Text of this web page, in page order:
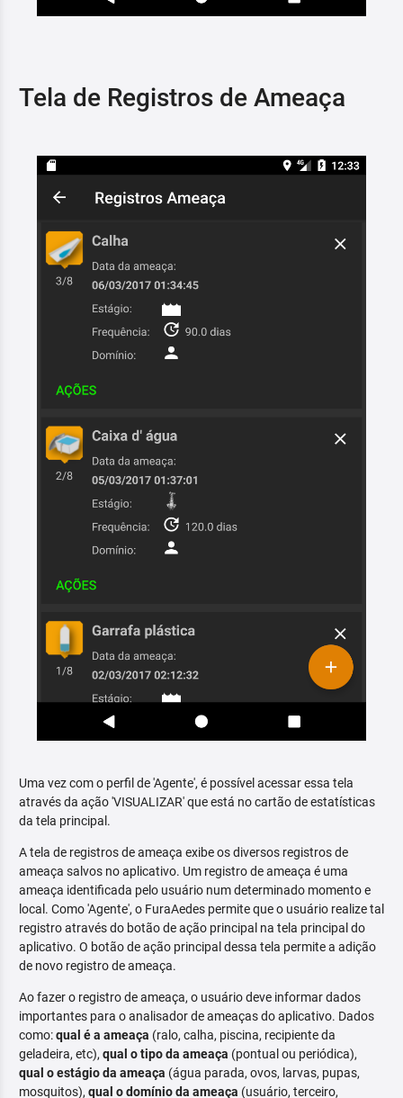
Tela de Registros de Ameaça
Uma vez com o perfil de 'Agente', é possível acessar essa tela
através da ação 'VISUALIZAR' que está no cartão de estatísticas
da tela principal.
A tela de registros de ameaça exibe os diversos registros de
ameaça salvos no aplicativo. Um registro de ameaça é uma
ameaça identificada pelo usuário num determinado momento e
local. Como 'Agente', o FuraAedes permite que o usuário realize tal
registro através do botão de ação principal na tela principal do
aplicativo. O botão de ação principal dessa tela permite a adição
de novo registro de ameaça.
Ao fazer o registro de ameaça, o usuário deve informar dados
importantes para o analisador de ameaças do aplicativo. Dados
como:qual é a ameaça (ralo, calha, piscina, recipiente da
geladeira, etc), qual o tipo da ameaça (pontual ou periódica),
qual o estágio da ameaça (água parada, ovos, larvas, pupas,
mosquitos), qual o domínio da ameaça (usuário, terceiro,